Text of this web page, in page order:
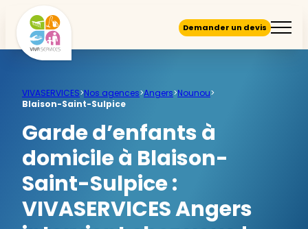
Demander un devis
VIVASERVICES>Nos agences>Angers>Nounou>
Blaison-Saint-Sulpice
Garde d’enfants à
domicile à Blaison-
Saint-Sulpice :
VIVASERVICES Angers